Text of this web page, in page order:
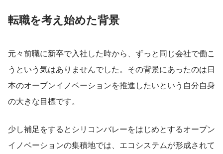
転職を考え始めた背景
元々前職に新卒で入社した時から、ずっと同じ会社で働こ
うという気はありませんでした。その背景にあったのは日
本のオープンイノベーションを推進したいという自分自身
の大きな目標です。
少し補足をするとシリコンバレーをはじめとするオープン
イノベーションの集積地では、エコシステムが形成されて